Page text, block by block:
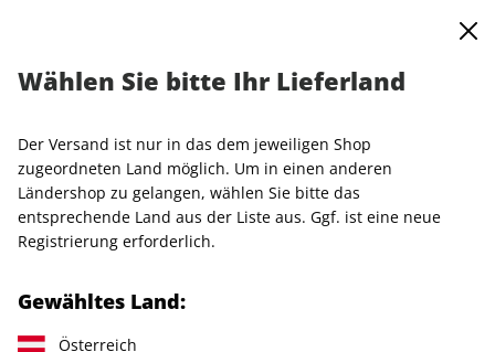
Startseite Special-Sale Schuhe
Leider keine Treffer
Ihre Suche nachSchuheergab leider keine Ergebnisse.
Bitte versuchen Sie es noch einmal.
Wählen Sie bitte Ihr Lieferland
Der Versand ist nur in das dem jeweiligen Shop
zugeordneten Land möglich. Um in einen anderen
Ländershop zu gelangen, wählen Sie bitte das
entsprechende Land aus der Liste aus. Ggf. ist eine neue
Registrierung erforderlich.
Gewähltes Land:
Österreich